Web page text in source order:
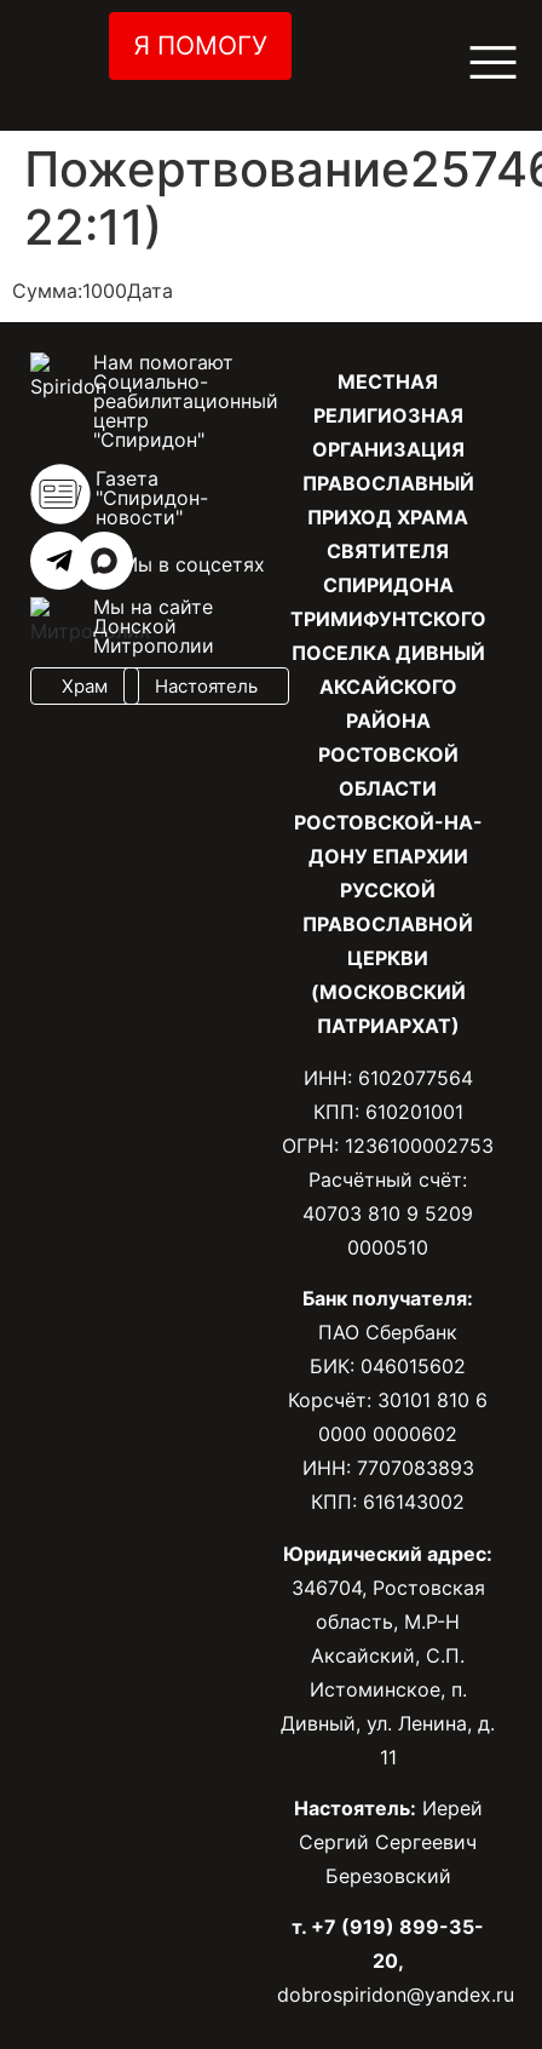
Я ПОМОГУ
22:11)
Сумма:1000Дата
МЕСТНАЯ
РЕЛИГИОЗНАЯ
ОРГАНИЗАЦИЯ
ПРАВОСЛАВНЫЙ
ПРИХОД ХРАМА
СВЯТИТЕЛЯ
СПИРИДОНА
ТРИМИФУНТСКОГО
ПОСЕЛКА ДИВНЫЙ
АКСАЙСКОГО
РАЙОНА
РОСТОВСКОЙ
ОБЛАСТИ
РОСТОВСКОЙ-НА-
ДОНУ ЕПАРХИИ
РУССКОЙ
ПРАВОСЛАВНОЙ
ЦЕРКВИ
(МОСКОВСКИЙ
ПАТРИАРХАТ)
ИНН: 6102077564
КПП: 610201001
ОГРН: 1236100002753
Расчётный счёт:
40703 810 9 5209
0000510
Банк получателя:
ПАО Сбербанк
БИК: 046015602
Корсчёт: 30101 810 6
0000 0000602
ИНН: 7707083893
КПП: 616143002
Юридический адрес:
346704, Ростовская
область, М.Р-Н
Аксайский, С.П.
Истоминское, п.
Дивный, ул. Ленина, д.
11
Настоятель: Иерей
Сергий Сергеевич
Березовский
т. +7 (919) 899-35-
20,
dobrospiridon@yandex.ru
Нам помогают
Социально-
реабилитационный
центр
"Спиридон"
Газета
"Спиридон-
новости"
Мы в соцсетях
Мы на сайте
Донской
Митрополии
Храм Настоятель